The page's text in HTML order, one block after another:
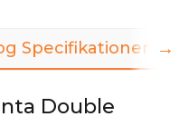
Specifikationer
Double
→